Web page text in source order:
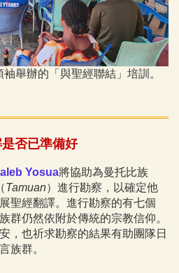
舉辦的「與聖經聯結」培訓。
否已準備好
Yosua將協助為曼托比族
Tamuan）進行勘察，以確定他
聖經翻譯。進行勘察的有七個
群仍然依附於傳統的宗教信仰。
，也祈求勘察的結果有助團隊日
族群。